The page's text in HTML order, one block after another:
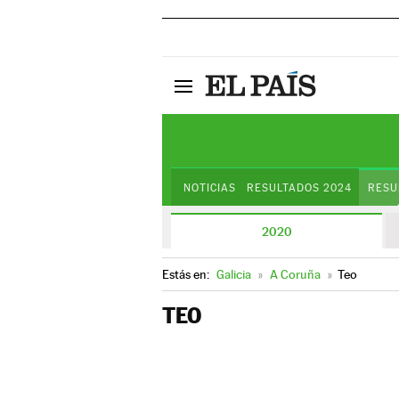
NOTICIAS RESULTADOS 2024
2020
Estás en: Galicia » A Coruña » Teo
TEO